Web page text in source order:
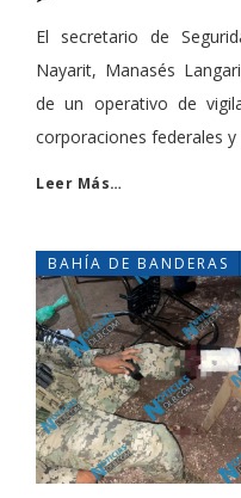
El secretario de
Nayarit, Manasés
de un operativo de
corporaciones federales
Leer Más…
BAHÍA DE BANDERAS